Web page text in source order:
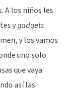
A los niños les
ygadgets
y los vamos
uno solo
que vaya
así las